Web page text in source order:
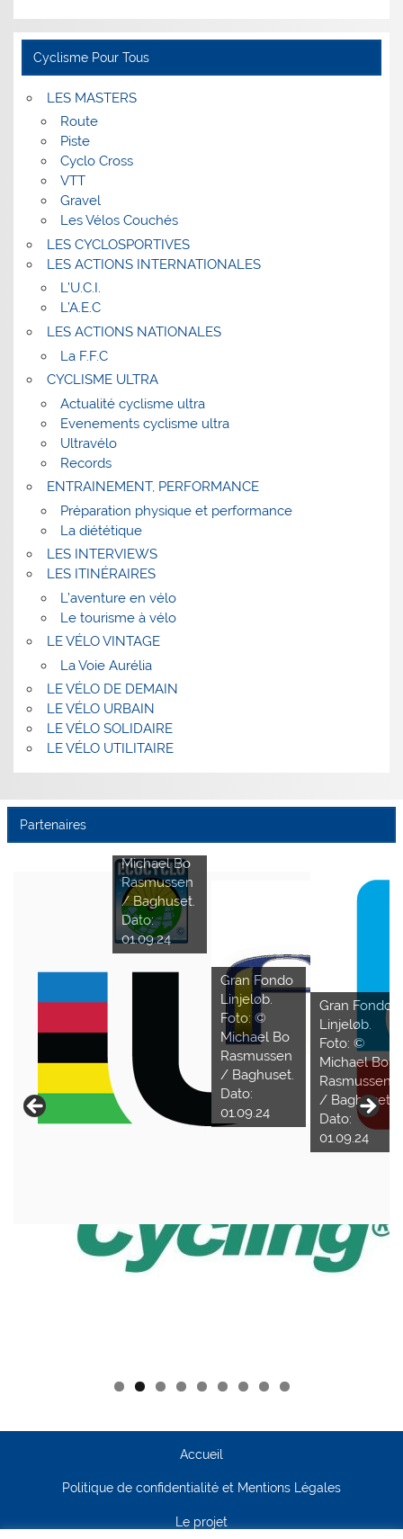
Cyclisme Pour Tous
LES MASTERS
Route
Piste
Cyclo Cross
VTT
Gravel
Les Vélos Couchés
LES CYCLOSPORTIVES
LES ACTIONS INTERNATIONALES
L’U.C.I.
L’A.E.C
LES ACTIONS NATIONALES
La F.F.C
CYCLISME ULTRA
Actualité cyclisme ultra
Evenements cyclisme ultra
Ultravélo
Records
ENTRAINEMENT, PERFORMANCE
Préparation physique et performance
La diététique
LES INTERVIEWS
LES ITINÉRAIRES
L’aventure en vélo
Le tourisme à vélo
LE VÉLO VINTAGE
La Voie Aurélia
LE VÉLO DE DEMAIN
LE VÉLO URBAIN
LE VÉLO SOLIDAIRE
LE VÉLO UTILITAIRE
Partenaires
Gran Fondo
Foto: ©
Michael Bo
Rasmussen
/ Baghuset.
Dato:
01.09.24
Gran Fondo
Linjeløb.
Foto: ©
Michael Bo
Rasmussen
/ Baghuset.
Dato:
01.09.24
Gran Fondo
Linjeløb.
Foto: ©
Michael Bo
Rasmussen
/ Baghuset.
Dato:
01.09.24
Accueil
Politique de confidentialité et Mentions Légales
Le projet